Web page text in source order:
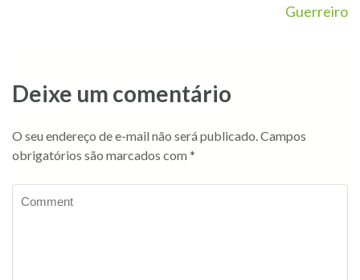
Guerreiro
Deixe um comentário
O seu endereço de e-mail não será publicado.Campos
obrigatórios são marcados com *